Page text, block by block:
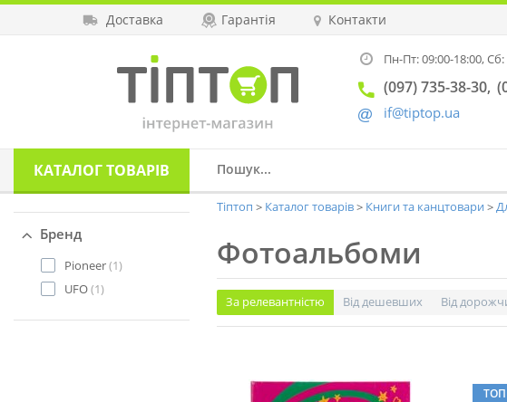
Доставка Гарантія Контакти
Пн-Пт: 09:00-18:00,Сб:
(097) 735-38-30
if@tiptop.ua
КАТАЛОГТОВАРІВ
Бренд
Pioneer(1)
UFO(1)
Тіптоп Каталог товарів Книги та канцтовари
Фотоальбоми
За релевантністю Від дешевших Від